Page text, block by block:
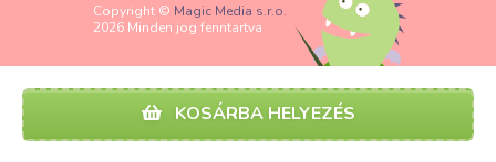
KOSÁRBA HELYEZÉS
Copyright © Magic Media s.r.o.
2026 Minden jog fenntartva